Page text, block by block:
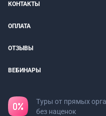
КОНТАКТЫ
ОПЛАТА
ОТЗЫВЫ
ВЕБИНАРЫ
Туры от прямых
без наценок